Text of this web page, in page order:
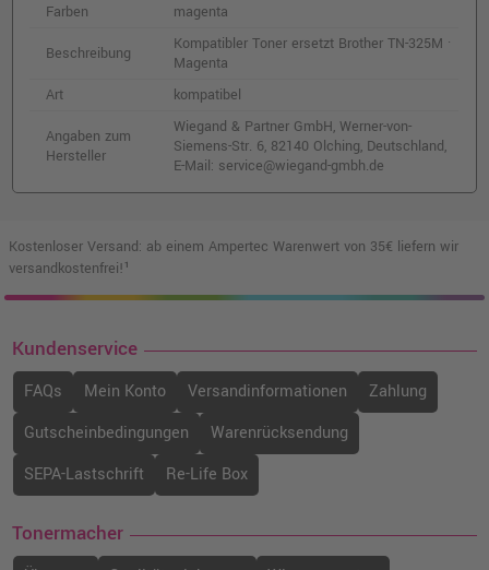
Farben
magenta
Beschreibung
Kompatibler Toner ersetzt Brother TN-325M ·
Magenta
Art
kompatibel
Angaben zum
Hersteller
Wiegand & Partner GmbH, Werner-von-
Siemens-Str. 6, 82140 Olching, Deutschland,
E-Mail: service@wiegand-gmbh.de
Kostenloser Versand: ab einem Ampertec Warenwert von 35€ liefern wir
versandkostenfrei!¹
Kundenservice
FAQs Mein Konto Versandinformationen
Zahlung
Gutscheinbedingungen
Warenrücksendung
SEPA-Lastschrift
Re-Life Box
Tonermacher